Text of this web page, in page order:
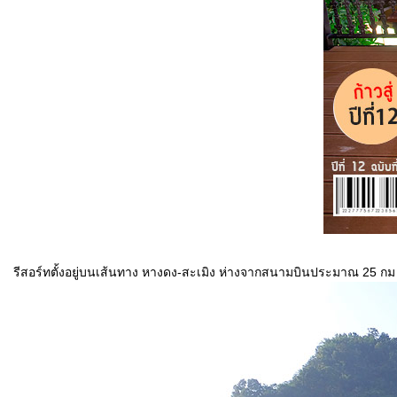
รีสอร์ทตั้งอยู่บนเส้นทาง หางดง-สะเมิง ห่างจากสนามบินประมาณ 25 ก